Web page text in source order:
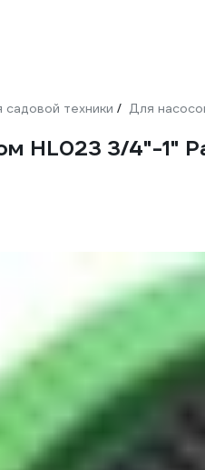
садовой техники / Для
HL023 3/4"-1"